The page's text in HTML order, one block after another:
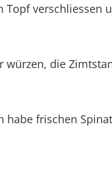
Topf verschliessen
würzen, die
habe frischen